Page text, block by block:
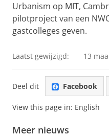
Urbanism op MIT,
pilotproject van een
gastcolleges geven.
Laatst gewijzigd: 13
Deel dit Facebook
View this page in: English
Meer nieuws